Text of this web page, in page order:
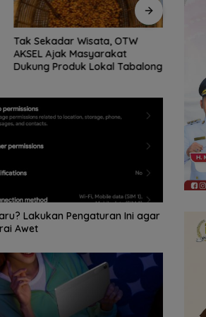
DPRD Balangan Manfaatkan
Podcast untuk Perluas
Informasi dan Serap Aspirasi
Lakukan Pengaturan Ini agar
Awet